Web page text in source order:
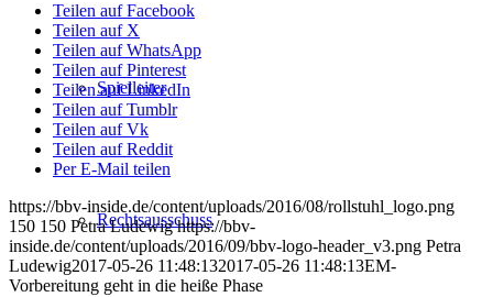
Spielleiter
Rechtsausschuss
Teilen auf Facebook
Teilen auf X
Teilen auf WhatsApp
Teilen auf Pinterest
Teilen auf LinkedIn
Teilen auf Tumblr
Teilen auf Vk
Teilen auf Reddit
Per E-Mail teilen
https://bbv-inside.de/content/uploads/2016/08/rollstuhl_logo.png
150 150 Petra Ludewig https://bbv-
inside.de/content/uploads/2016/09/bbv-logo-header_v3.png Petra
Ludewig2017-05-26 11:48:132017-05-26 11:48:13EM-
Vorbereitung geht in die heiße Phase